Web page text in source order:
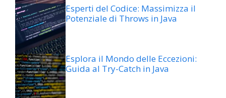
Esperti del Codice: Massimizza il
Potenziale di Throws in Java
Esplora il Mondo delle Eccezioni:
Guida al Try-Catch in Java